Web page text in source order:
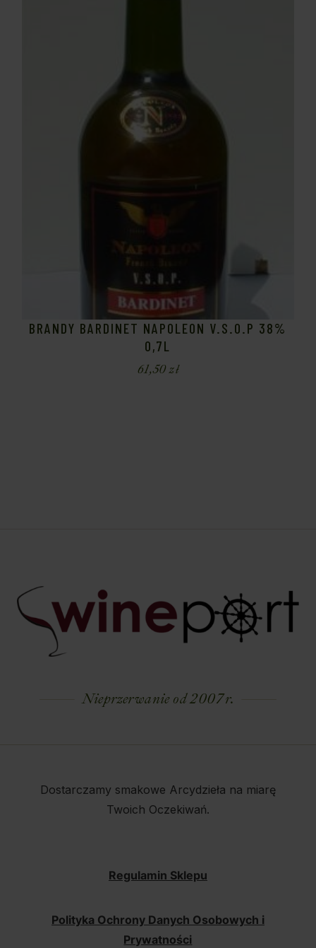
BRANDY BARDINET NAPOLEON V.S.O.P 38%
0,7L
61,50zł
Nieprzerwanie od 2007 r.
Dostarczamy smakowe Arcydzieła na miarę
Twoich Oczekiwań.
Regulamin Sklepu
Polityka Ochrony Danych Osobowych i
Prywatności